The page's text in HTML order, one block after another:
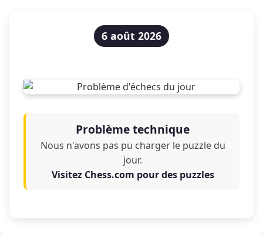
6 août 2026
Problème technique
Nous n'avons pas pu charger le puzzle du
jour.
Visitez Chess.com pour des puzzles